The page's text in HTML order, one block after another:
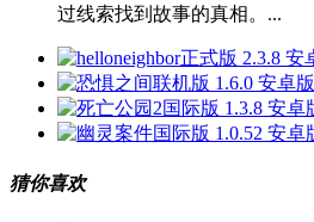
过线索找到故事的真相。...
猜你喜欢